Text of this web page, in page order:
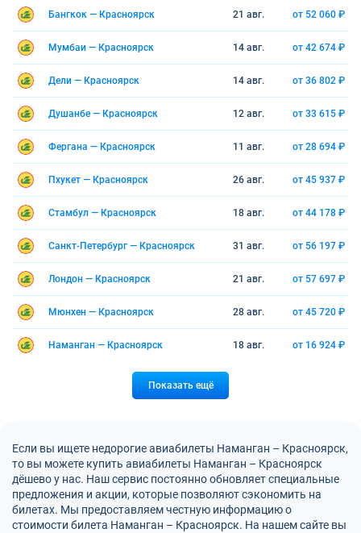
Бангкок — Красноярск 21 авг. от 52 060 ₽
Мумбаи — Красноярск 14 авг. от 42 674 ₽
Дели — Красноярск 14 авг. от 36 802 ₽
Душанбе — Красноярск 12 авг. от 33 615 ₽
Фергана — Красноярск 11 авг. от 28 694 ₽
Пхукет — Красноярск 26 авг. от 45 937 ₽
Стамбул — Красноярск 18 авг. от 44 178 ₽
Санкт-Петербург — Красноярск 31 авг. от 56 197 ₽
Лондон — Красноярск 21 авг. от 57 697 ₽
Мюнхен — Красноярск 28 авг. от 45 720 ₽
Наманган — Красноярск 18 авг. от 16 924 ₽
Показать ещё
Если вы ищете недорогие авиабилеты Наманган – Красноярск,
то вы можете купить авиабилеты Наманган – Красноярск
дёшево у нас. Наш сервис постоянно обновляет специальные
предложения и акции, которые позволяют сэкономить на
билетах. Мы предоставляем честную информацию о
стоимости билета Наманган – Красноярск. На нашем сайте вы